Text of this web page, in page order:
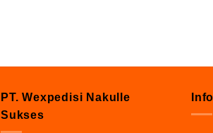
PT. Wexpedisi Nakulle
Sukses